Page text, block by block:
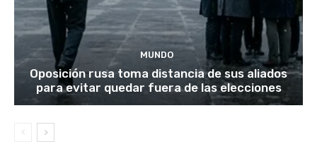
MUNDO
Oposición rusa toma distancia de sus aliados
para evitar quedar fuera de las elecciones